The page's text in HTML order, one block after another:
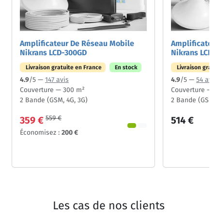
Amplificateur De Réseau Mobile
Nikrans LCD-300GD
Livraison gratuite en France En stock
4.9/5 — 147 avis
Couverture — 300 m²
2 Bande (GSM, 4G, 3G)
359 € 559 €
Économisez : 200 €
Nikrans
Livraison
4.9/5 — 54 avis
Couverture —
2 Bande (GSM,
514 €
Les cas de nos clients